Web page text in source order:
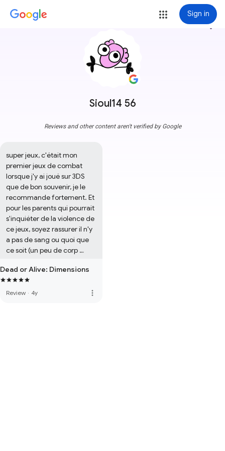
Sign in
Sioul14 56
more_vert
Reviews and other content aren't verified by Google
super jeux, c'était mon
premier jeux de combat
lorsque j'y ai joué sur 3DS
que de bon souvenir, je le
recommande fortement. Et
pour les parents qui pourrait
s'inquiéter de la violence de
ce jeux, soyez rassurer il n'y
a pas de sang ou quoi que
ce soit (un peu de corp
il y a des combats (a mains
nue, pas d'arme blanche ou
automatique), mais cela
Dead or Alive: Dimensions
Review · 4y more_vert